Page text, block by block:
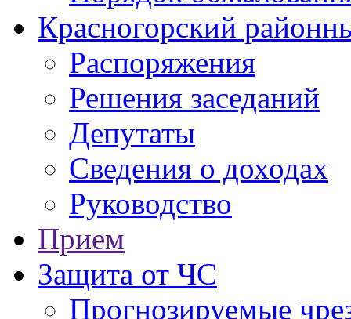
Красногорский
Распоряжения
Решения заседаний
Депутаты
Сведения о доходах
Руководство
Прием
Защита от ЧС
Прогнозируемые